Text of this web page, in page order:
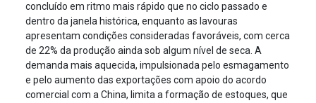
concluído em ritmo mais rápido que no ciclo passado e
dentro da janela histórica, enquanto as lavouras
apresentam condições consideradas favoráveis, com cerca
de 22% da produção ainda sob algum nível de seca. A
demanda mais aquecida, impulsionada pelo esmagamento
e pelo aumento das exportações com apoio do acordo
comercial com a China, limita a formação de estoques, que